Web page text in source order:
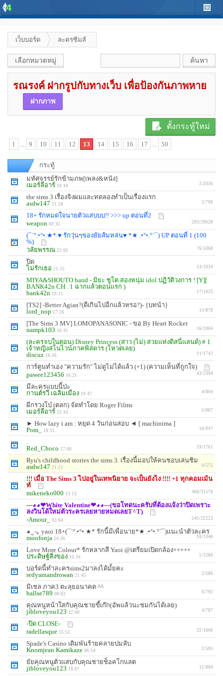
เว็บบอร์ด ละครซิมส์
เลือกหมวดหมู่
รณรงค์ ฝากรูปกับทางเว็บ เพื่อป้องกันภาพหาย
ฝากภาพ
ตั้งกระทู้ใหม่
1 ... 9 10 11 12 13 14 15 16 17 ... 50
กระทู้
มหัศจรรย์รักข้ามภพ[เพลง&หนัง]
เมอร์ลีอาร์ 10:16 2/2036
the sims 3 เรื่องจิงผมและทดลองทำเป็นเรื่องแรก
asdw147 11:28 2/796
18+ รักหมดใจนายตัวแสบบบ!! >>> up ตอนที่2
weapon 00:35 203/20628
(¯`°.•°•.★* ♥ รักวุ่นๆของยัยส้มหล่น♥ *★ .•°•.°´¯) UP ตอนที่ 1 (100
%)
วลัยพรรณ 22:05 76/5068
ปิด
ไม่รักเธอ 21:15 13/1034
MIYA&SHOUTO band - มิยะ ซูโต สองหนุ่ม idol ปฏิวัติวงการ ! [Y][
BANK42n CH . 1 ฉากแล้วตอนแรก )
bank42n 19:11 17/1025
[TS2] -Better Agian?(ดีเกินไปอีกแล้วหรอ?)- {บทนำ}
lord_nop 17:26 15/878
[The Sims 3 MV] LOMOPANASONIC - ขอ By Heart Rocker
nampk103 16:41 16/1904
(ละครจบในตอน) Disney Princess (สาว (ไม่) สวยแห่งดิสนี่แลนด์) # 1
เจ้าหญิงสโนไวน์ภาคพิสดาร (โหวตเลย)
discuz 16:26 11/1742
การ์ตูนทำเอง "ความรัก" ไม่ดูไม่ได้แล้ว (+1) (ความเห็นที่ถูกใจ)
pawee123456 16:21 43/2308
มีละครแบบนี้ป่ะ
กานต์รวี เฉลิมเมือง 19:47 4/804
ผีกรวงโบ๋ (ตลก) จัดทำโดย Roger Films
เมอร์ลีอาร์ 22:43 5/967
► How lazy i am : หยุด 4 วันก่อนสอบ ◄ [ machinima ]
Pom_
18:15 10/947
.
Red_Choco 17:00 19/1761
Ryu's childhood stories the sims 3. เรื่องนี้มอบให้คนชอบเล่นชิม
asdw147 21:21 0/575
!!! เมื่อ The Sims 3 ไปอยู่ในเทพนิยาย จะเป็นยังไง !!!! +1 ทุกคอมเม้น
ท์
mikeneko000 13:13 468/31578
---◕◕❤White Valentine❤◕◕---(ขอโทดนะครับที่ต้องแจ้งว่าปิดเพราะ
ลงวินโด้ใหม่ตัวระครเลยหายหมดเลยT^T)
-Amour_
03:04 245/22223
◕‿-｡ yaoi 18+(¯`°.•°•.★* รักนี้มีเพื่อนาย*★ .•°•.°´¯)แนะนำตัวละคร
moofonja 20:26 10/1346
Love More Colour* รักหลากสี Yaoi @เตรียมเปิดกล้อง+++++
ประดิษฐ์สิ่งของ 10:34 5/1286
บอร์ดนี้ทำละครsims2มาลงได้มั้ยคะ
redyarnandrowan 21:45 2/580
มิเชล ภาค3 ตะลุยอนาคต ^^
ballse789 08:02 6/792
คุณหนูหน้าใสกับคุณชายขี้เก๊ก(อัพแล้วนะชมกันได้เลย)
jibloveyou123 22:00 4/787
-ปิด CLOSE-
radellasque 15:51 32/1606
Spade's Casino เดิมพันร้ายคลายปมลับ
Knomjean Kamikaze 06:54 2/595
ยัยคุณหนูตัวแสบกับคุณชายช็อคโกแลต
jibloveyou123 18:07 11/884